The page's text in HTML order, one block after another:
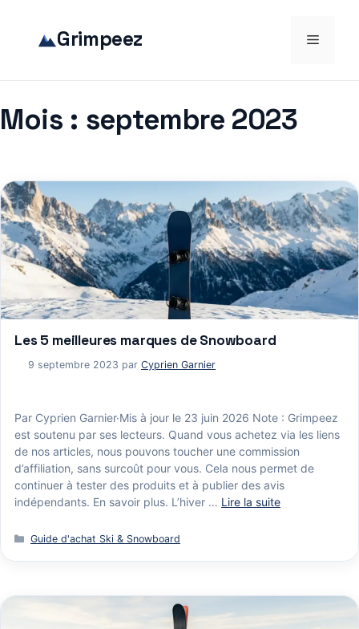
contenu Grimpeez Menu
Mois : septembre 2023
Les 5 meilleures marques de Snowboard
9 septembre 2023 par Cyprien Garnier
Par Cyprien Garnier·Mis à jour le 23 juin 2026 Note : Grimpeez
est soutenu par ses lecteurs. Quand vous achetez via les liens
de nos articles, nous pouvons toucher une commission
d’affiliation, sans surcoût pour vous. Cela nous permet de
continuer à tester des produits et à publier des avis
indépendants. En savoir plus. L’hiver … Lire la suite
Catégories
Guide d'achat Ski & Snowboard